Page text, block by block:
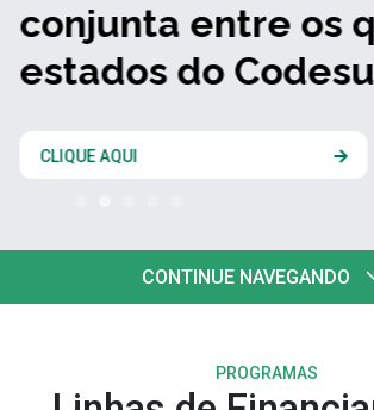
conjunta entre os
estados do
CLIQUE AQUI
CONTINUE NAVEGANDO
PROGRAMAS